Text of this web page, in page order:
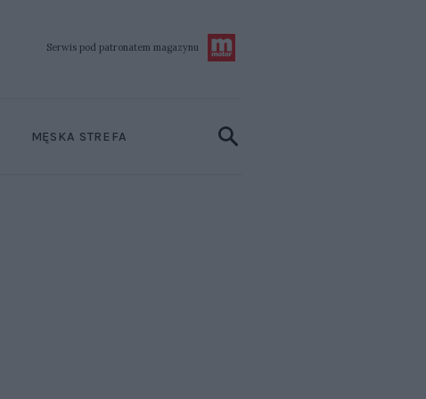
Serwis pod patronatem magazynu
MĘSKA STREFA